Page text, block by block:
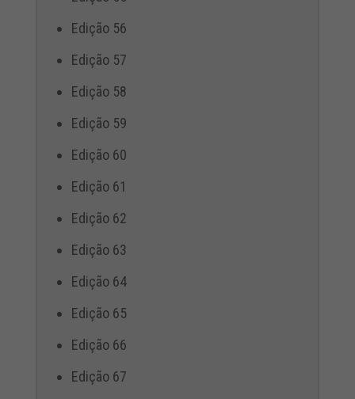
Edição 56
Edição 57
Edição 58
Edição 59
Edição 60
Edição 61
Edição 62
Edição 63
Edição 64
Edição 65
Edição 66
Edição 67